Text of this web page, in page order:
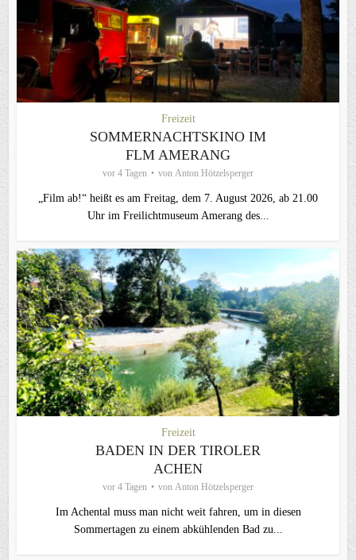
Freizeit
SOMMERNACHTSKINO IM
FLM AMERANG
vor 4 Tagen von Anton Hötzelsperger
„Film ab!“ heißt es am Freitag, dem 7. August 2026, ab 21.00
Uhr im Freilichtmuseum Amerang des...
Freizeit
BADEN IN DER TIROLER
ACHEN
vor 4 Tagen von Anton Hötzelsperger
Im Achental muss man nicht weit fahren, um in diesen
Sommertagen zu einem abkühlenden Bad zu...